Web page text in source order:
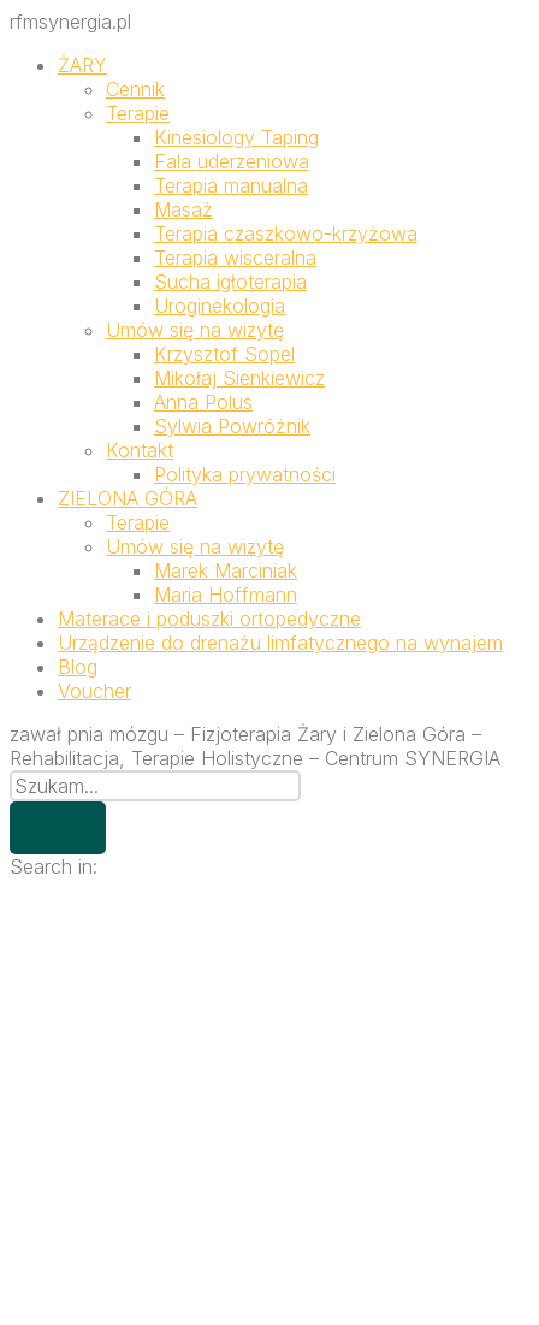
rfmsynergia.pl
ŻARY
Cennik
Terapie
Kinesiology Taping
Fala uderzeniowa
Terapia manualna
Masaż
Terapia czaszkowo-krzyżowa
Terapia wisceralna
Sucha igłoterapia
Uroginekologia
Umów się na wizytę
Krzysztof Sopel
Mikołaj Sienkiewicz
Anna Polus
Sylwia Powróżnik
Kontakt
Polityka prywatności
ZIELONA GÓRA
Terapie
Umów się na wizytę
Marek Marciniak
Maria Hoffmann
Materace i poduszki ortopedyczne
Urządzenie do drenażu limfatycznego na wynajem
Blog
Voucher
zawał pnia mózgu – Fizjoterapia Żary i Zielona Góra –
Rehabilitacja, Terapie Holistyczne – Centrum SYNERGIA
Search in: